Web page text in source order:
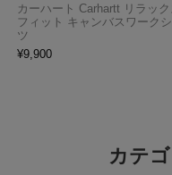
カーハート Carhartt リラック
フィット キャンバスワーク
ツ
¥9,900
カテ